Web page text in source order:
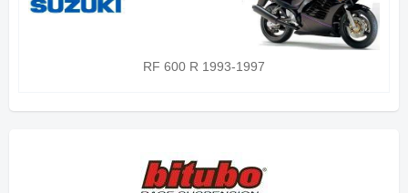
RF 600 R 1993-1997